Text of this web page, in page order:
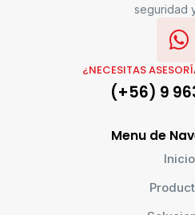
seguridad
¿NECESITAS
(+56) 9
Menu de
Inicio